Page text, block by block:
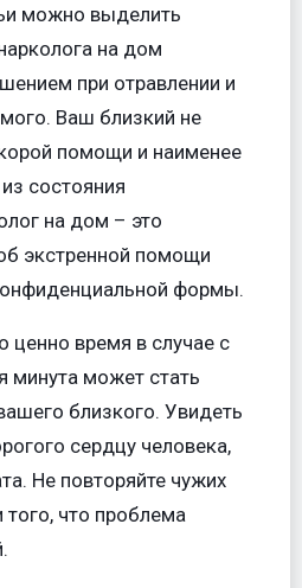
можно выделить
на дом
при отравлении и
Ваш близкий не
помощи и наименее
состояния
на дом – это
экстренной помощи
формы.
время в случае с
минута может стать
близкого. Увидеть
сердцу человека,
Не повторяйте чужих
что проблема